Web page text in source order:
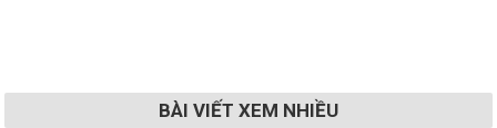
BÀI VIẾT XEM NHIỀU